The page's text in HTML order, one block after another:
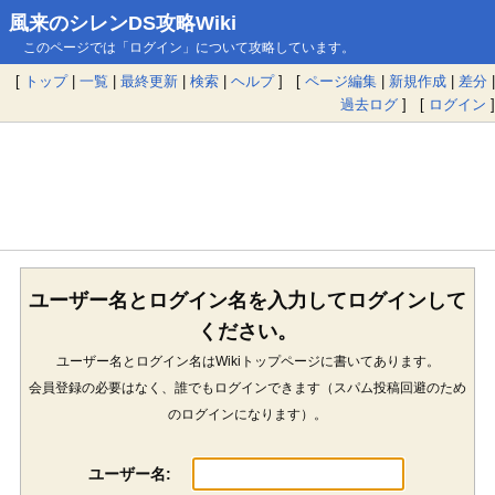
風来のシレンDS攻略Wiki
このページでは「ログイン」について攻略しています。
[ トップ| 一覧 | 最終更新 | 検索 | ヘルプ] [ ページ編集 | 新規作成 | 差分 |
過去ログ ] [ ログイン ]
ユーザー名とログイン名を入力してログインして
ください。
ユーザー名とログイン名はWikiトップページに書いてあります。
会員登録の必要はなく、誰でもログインできます（スパム投稿回避のため
のログインになります）。
ユーザー名: